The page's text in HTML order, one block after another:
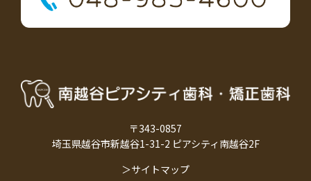
〒343-0857
埼玉県越谷市新越谷1-31-2 ピアシティ南越谷2F
＞サイトマップ